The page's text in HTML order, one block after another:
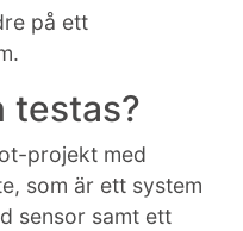
på ett
testas?
projekt med
som är ett system
sensor samt ett